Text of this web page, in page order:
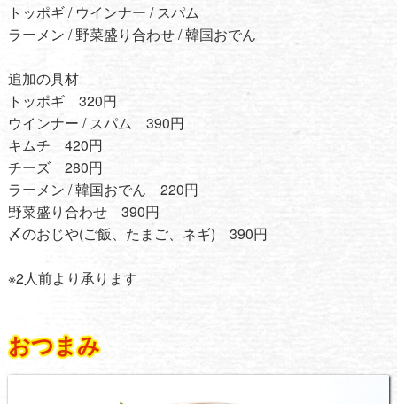
トッポギ / ウインナー / スパム
ラーメン / 野菜盛り合わせ / 韓国おでん
追加の具材
トッポギ 320円
ウインナー / スパム 390円
キムチ 420円
チーズ 280円
ラーメン / 韓国おでん 220円
野菜盛り合わせ 390円
〆のおじや(ご飯、たまご、ネギ) 390円
※2人前より承ります
おつまみ